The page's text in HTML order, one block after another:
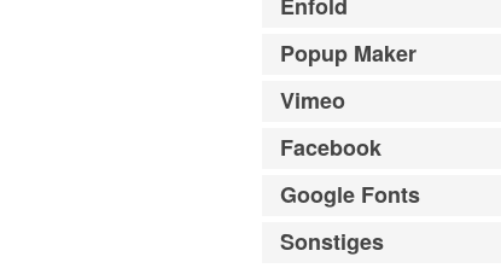
Enfold
Popup Maker
Vimeo
Facebook
Google Fonts
Sonstiges